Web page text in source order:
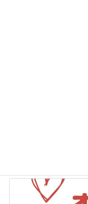
2022年10月9日